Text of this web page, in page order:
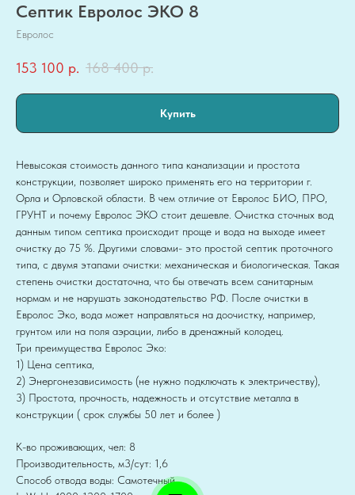
Септик Евролос ЭКО 8
Евролос
153 100 р. 168 400 р.
Купить
Невысокая стоимость данного типа канализации и простота
конструкции, позволяет широко применять его на территории г.
Орла и Орловской области. В чем отличие от Евролос БИО, ПРО,
ГРУНТ и почему Евролос ЭКО стоит дешевле. Очистка сточных вод
данным типом септика происходит проще и вода на выходе имеет
очистку до 75 %. Другими словами- это простой септик проточного
типа, с двумя этапами очистки: механическая и биологическая. Такая
степень очистки достаточна, что бы отвечать всем санитарным
нормам и не нарушать законодательство РФ. После очистки в
Евролос Эко, вода может направляться на доочистку, например,
грунтом или на поля аэрации, либо в дренажный колодец.
Три преимущества Евролос Эко:
1) Цена септика,
2) Энергонезависимость (не нужно подключать к электричеству),
3) Простота, прочность, надежность и отсутствие металла в
конструкции ( срок службы 50 лет и более )
К-во проживающих, чел: 8
Производительность, м3/сут: 1,6
Способ отвода воды: Самотечный